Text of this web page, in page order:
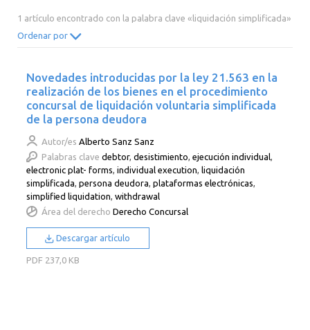
2002 2001 2000
1 artículo encontrado con la palabra clave «liquidación simplificada»
Ordenar por
Novedades introducidas por la ley 21.563 en la
realización de los bienes en el procedimiento
concursal de liquidación voluntaria simplificada
de la persona deudora
Autor/es Alberto Sanz Sanz
Palabras clave debtor,desistimiento,ejecución individual,
electronic plat- forms,individual execution, liquidación
simplificada,persona deudora,plataformas electrónicas,
simplified liquidation,withdrawal
Área del derecho Derecho Concursal
Descargar artículo
PDF 237,0 KB